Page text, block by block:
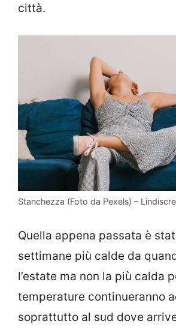
città.
Stanchezza (Foto da Pexels) –
Quella appena passata è
settimane più calde da
l’estate ma non la più calda
temperature continueranno
soprattutto al sud dove